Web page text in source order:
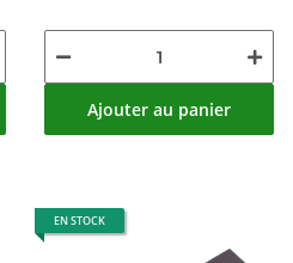
Ajouter au panier
EN STOCK